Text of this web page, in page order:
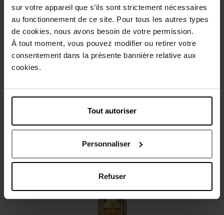
sur votre appareil que s’ils sont strictement nécessaires
au fonctionnement de ce site. Pour tous les autres types
de cookies, nous avons besoin de votre permission.
À tout moment, vous pouvez modifier ou retirer votre
consentement dans la présente bannière relative aux
cookies.
Tout autoriser
Personnaliser
Refuser
Beschrijving
Karakteristieken
Nog iets vergeten ?